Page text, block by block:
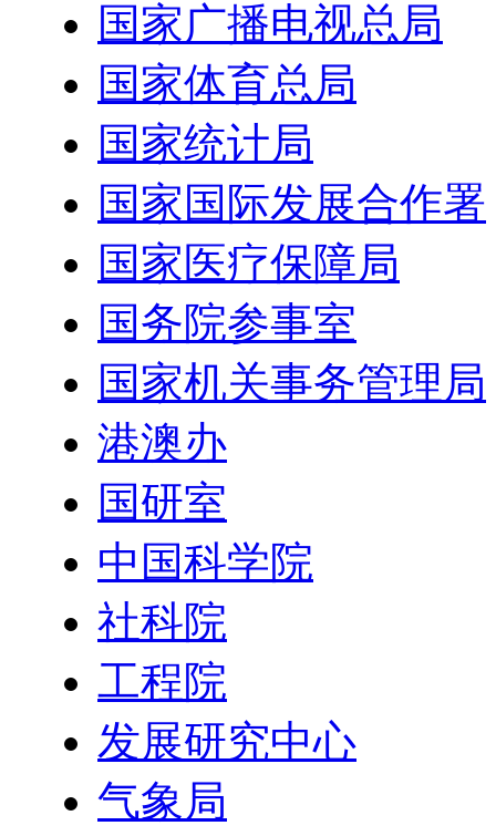
国家广播电视总局
国家体育总局
国家统计局
国家国际发展合作署
国家医疗保障局
国务院参事室
国家机关事务管理局
港澳办
国研室
中国科学院
社科院
工程院
发展研究中心
气象局